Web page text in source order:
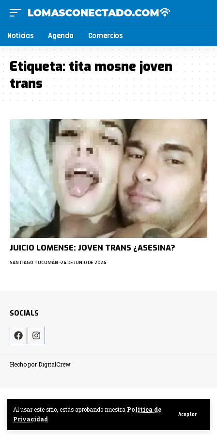
Al usar este sitio, estás aprobando nuestra Politica de
Privacidad
Aceptar
Noticias Agenda Comercios
Etiqueta:tita mosne joven
trans
JUICIO LOMENSE: JOVEN TRANS ¿ASESINA?
SANTIAGO TUCUMÁN 24 DE JUNIO DE 2024
SOCIALS
Hecho por DigitalCrew